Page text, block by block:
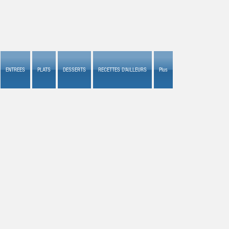
ENTREES PLATS DESSERTS RECETTES D'AILLEURS Plus